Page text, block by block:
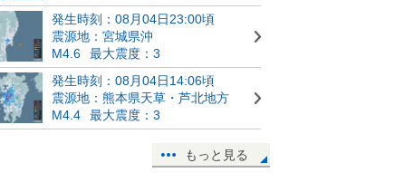
発生時刻：08月04日23:00頃
震源地：宮城県沖
M4.6
最大震度：3
発生時刻：08月04日14:06頃
震源地：熊本県天草・芦北地方
M4.4
最大震度：3
もっと見る